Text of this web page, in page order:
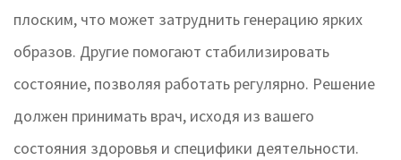
плоским, что может затруднить генерацию ярких
образов. Другие помогают стабилизировать
состояние, позволяя работать регулярно. Решение
должен принимать врач, исходя из вашего
состояния здоровья и специфики деятельности.